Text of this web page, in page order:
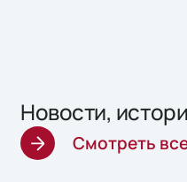
Новости,
Смотреть